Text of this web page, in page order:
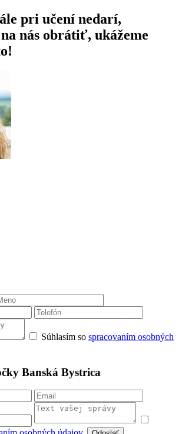
pri učení nedarí,
nás obrátiť, ukážeme
Súhlasím so spracovaním osobných
Banská Bystrica